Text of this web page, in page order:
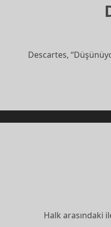
Descartes,
Halk arasındaki